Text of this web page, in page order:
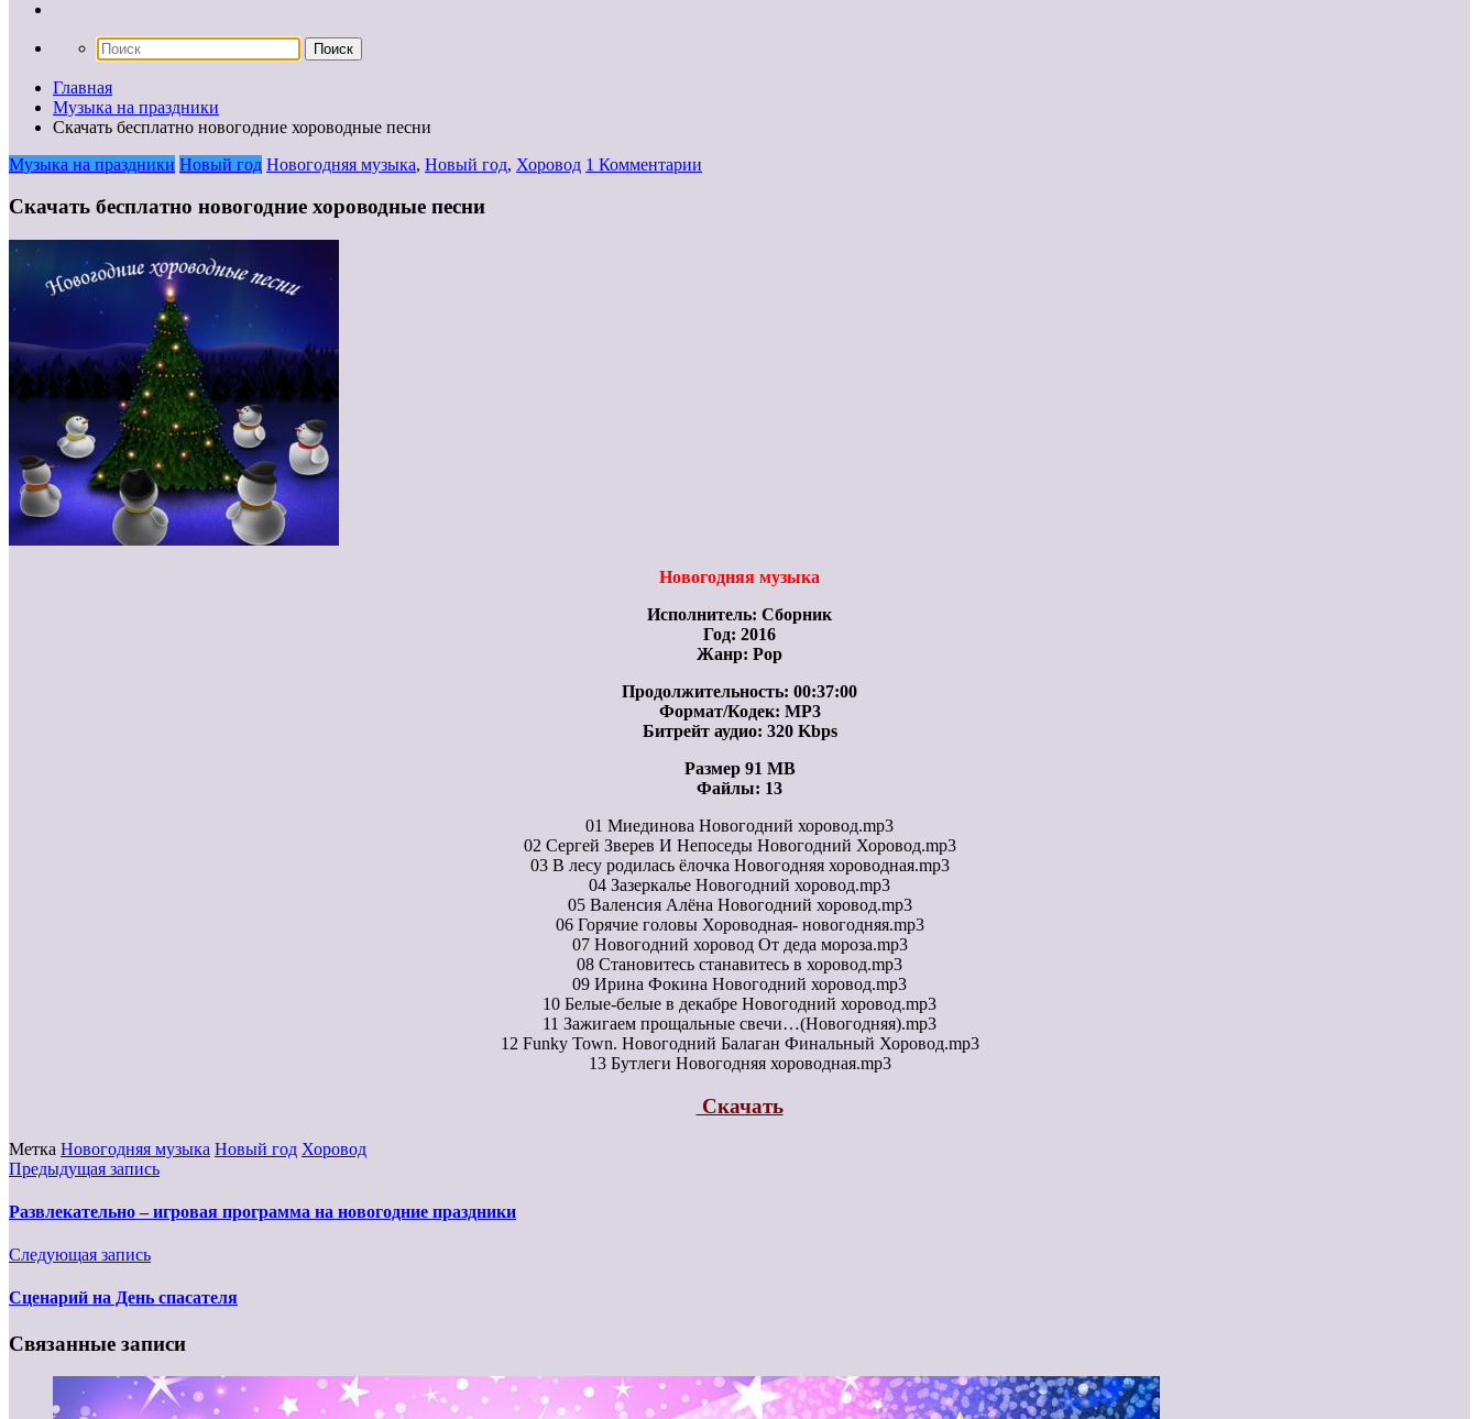
Главная
Музыка на праздники
Скачать бесплатно новогодние хороводные песни
Музыка на праздники Новый год Новогодняя музыка, Новый год, Хоровод 1 Комментарии
Скачать бесплатно новогодние хороводные песни
Новогодняя музыка
Исполнитель: Сборник
Год: 2016
Жанр: Pop
Продолжительность: 00:37:00
Формат/Кодек: MP3
Битрейт аудио: 320 Kbps
Размер 91 MB
Файлы: 13
01 Миединова Новогодний хоровод.mp3
02 Сергей Зверев И Непоседы Новогодний Хоровод.mp3
03 В лесу родилась ёлочка Новогодняя хороводная.mp3
04 Зазеркалье Новогодний хоровод.mp3
05 Валенсия Алёна Новогодний хоровод.mp3
06 Горячие головы Хороводная- новогодняя.mp3
07 Новогодний хоровод От деда мороза.mp3
08 Становитесь станавитесь в хоровод.mp3
09 Ирина Фокина Новогодний хоровод.mp3
10 Белые-белые в декабре Новогодний хоровод.mp3
11 Зажигаем прощальные свечи…(Новогодняя).mp3
12 Funky Town. Новогодний Балаган Финальный Хоровод.mp3
13 Бутлеги Новогодняя хороводная.mp3
Скачать
Метка Новогодняя музыка Новый год Хоровод
Предыдущая запись
Развлекательно – игровая программа на новогодние праздники
Следующая запись
Сценарий на День спасателя
Связанные записи